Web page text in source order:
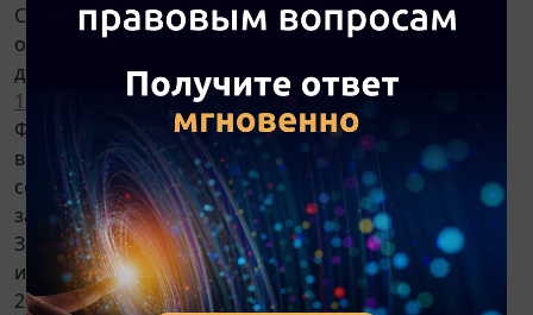
Специальные основания для исполнения
обязательства третьим лицом без согласия
должника предусмотреныст. 71.1,85.1,112.1
129.1
Федерального закона от 26.10.2002 N 127-
ФЗ "О несостоятельности (банкротстве)". Условия о
возложении исполнения на третье лицо могут
содержаться также в мировом соглашении,
заключаемом в рамках дела о банкротстве (
Закона о банкротстве, смотрите такжеп. 8
информационного письма Президиума ВАС РФ от
20.12.2005 N 97).